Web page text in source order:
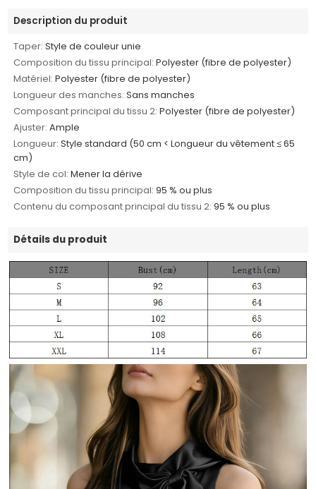
Description du produit
Taper: Style de couleur unie
Composition du tissu principal: Polyester (fibre de polyester)
Matériel: Polyester (fibre de polyester)
Longueur des manches: Sans manches
Composant principal du tissu 2: Polyester (fibre de polyester)
Ajuster: Ample
Longueur: Style standard (50 cm < Longueur du vêtement ≤ 65
cm)
Style de col: Mener la dérive
Composition du tissu principal: 95 % ou plus
Contenu du composant principal du tissu 2: 95 % ou plus
Détails du produit